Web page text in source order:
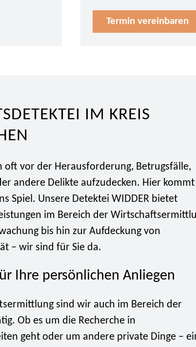
Termin vereinbaren
IM KREIS
oft vor der Herausforderung, Betrugsfälle,
andere Delikte aufzudecken. Hier
Spiel. Unsere Detektei WIDDER bietet
im Bereich der
bis hin zur Aufdeckung von
– wir sind für Sie da.
Ihre persönlichen Anliegen
sind wir auch im Bereich der
Ob es um die Recherche in
geht oder um andere private Dinge –